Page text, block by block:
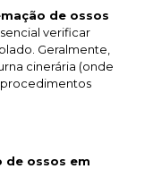
de ossos
verificar
Geralmente,
cinerária (onde
procedimentos
de ossos em